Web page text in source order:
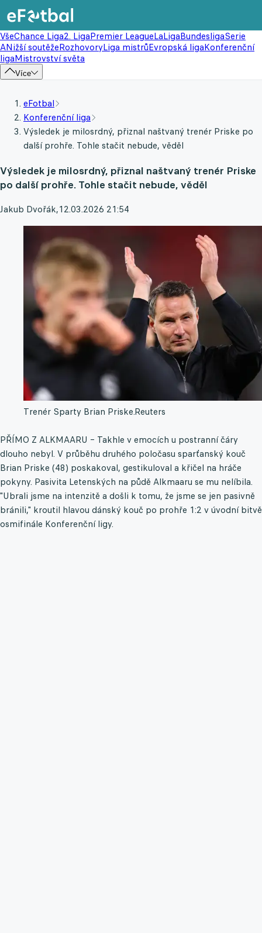
VšeChance Liga2. LigaPremier LeagueLaLigaBundesligaSerie
ANižší soutěžeRozhovoryLiga mistrůEvropská ligaKonferenční
ligaMistrovství světa
Více
eFotbal
Konferenční liga
Výsledek je milosrdný, přiznal naštvaný trenér Priske po
další prohře. Tohle stačit nebude, věděl
Výsledek je milosrdný, přiznal naštvaný trenér Priske
po další prohře. Tohle stačit nebude, věděl
Jakub Dvořák,12.03.2026 21:54
Trenér Sparty Brian Priske.Reuters
PŘÍMO Z ALKMAARU – Takhle v emocích u postranní čáry
dlouho nebyl. V průběhu druhého poločasu sparťanský kouč
Brian Priske (48) poskakoval, gestikuloval a křičel na hráče
pokyny. Pasivita Letenských na půdě Alkmaaru se mu nelíbila.
"Ubrali jsme na intenzitě a došli k tomu, že jsme se jen pasivně
bránili," kroutil hlavou dánský kouč po prohře 1:2 v úvodní bitvě
osmifinále Konferenční ligy.